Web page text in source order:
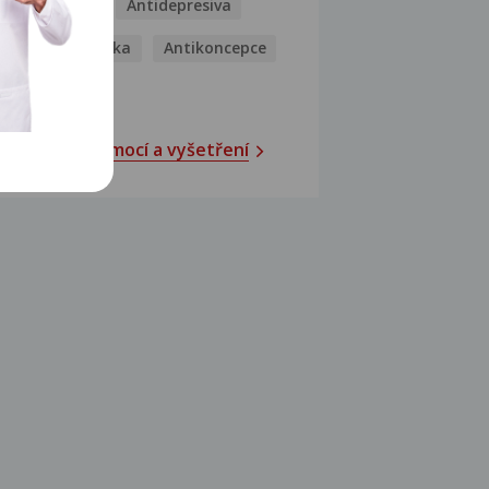
Antibiotika Antidepresiva
Antihistaminika Antikoncepce
Katalog nemocí a vyšetření